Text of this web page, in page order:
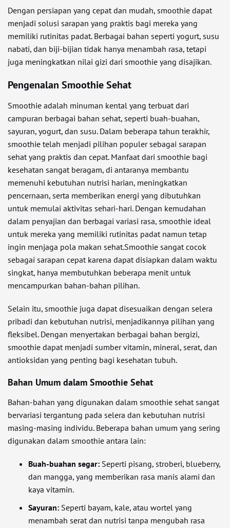
Dengan persiapan yang cepat dan mudah, smoothie dapat
menjadi solusi sarapan yang praktis bagi mereka yang
memiliki rutinitas padat. Berbagai bahan seperti yogurt, susu
nabati, dan biji-bijian tidak hanya menambah rasa, tetapi
juga meningkatkan nilai gizi dari smoothie yang disajikan.
Pengenalan Smoothie Sehat
Smoothie adalah minuman kental yang terbuat dari
campuran berbagai bahan sehat, seperti buah-buahan,
sayuran, yogurt, dan susu. Dalam beberapa tahun terakhir,
smoothie telah menjadi pilihan populer sebagai sarapan
sehat yang praktis dan cepat. Manfaat dari smoothie bagi
kesehatan sangat beragam, di antaranya membantu
memenuhi kebutuhan nutrisi harian, meningkatkan
pencernaan, serta memberikan energi yang dibutuhkan
untuk memulai aktivitas sehari-hari. Dengan kemudahan
dalam penyajian dan berbagai variasi rasa, smoothie ideal
untuk mereka yang memiliki rutinitas padat namun tetap
ingin menjaga pola makan sehat.Smoothie sangat cocok
sebagai sarapan cepat karena dapat disiapkan dalam waktu
singkat, hanya membutuhkan beberapa menit untuk
mencampurkan bahan-bahan pilihan.
Selain itu, smoothie juga dapat disesuaikan dengan selera
pribadi dan kebutuhan nutrisi, menjadikannya pilihan yang
fleksibel. Dengan menyertakan berbagai bahan bergizi,
smoothie dapat menjadi sumber vitamin, mineral, serat, dan
antioksidan yang penting bagi kesehatan tubuh.
Bahan Umum dalam Smoothie Sehat
Bahan-bahan yang digunakan dalam smoothie sehat sangat
bervariasi tergantung pada selera dan kebutuhan nutrisi
masing-masing individu. Beberapa bahan umum yang sering
digunakan dalam smoothie antara lain:
Buah-buahan segar: Seperti pisang, stroberi, blueberry,
dan mangga, yang memberikan rasa manis alami dan
kaya vitamin.
Sayuran: Seperti bayam, kale, atau wortel yang
menambah serat dan nutrisi tanpa mengubah rasa